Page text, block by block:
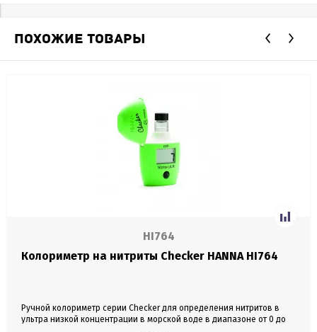
ПОХОЖИЕ ТОВАРЫ
HI764
Колориметр на нитриты Checker HANNA HI764
Ручной колориметр серии Checker для определения нитритов в
ультра низкой концентрации в морской воде в диапазоне от 0 до